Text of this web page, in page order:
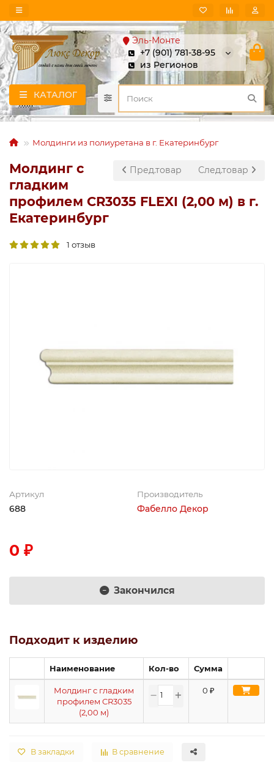
Эль-Монте
+7 (901) 781-38-95
из Регионов
КАТАЛОГ
Молдинги из полиуретана в г. Екатеринбург
Пред.товар След.товар
Молдинг с
гладким
профилем CR3035 FLEXI (2,00 м) в г.
Екатеринбург
1 отзыв
Артикул
688
Производитель
Фабелло Декор
0 ₽
Закончился
Подходит к изделию
Наименование Кол-во Сумма
Молдинг с гладким
профилем CR3035
(2,00 м)
0 ₽
В закладки В сравнение